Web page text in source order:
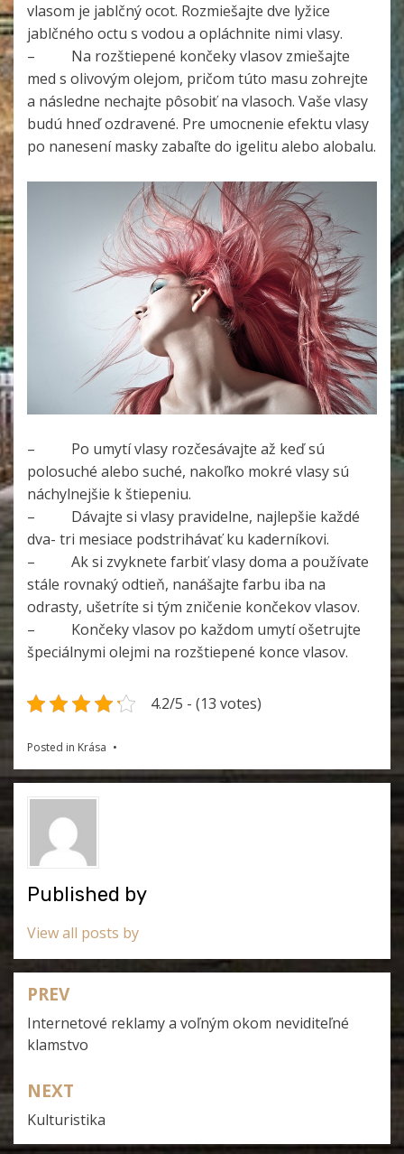
vlasom je jablčný ocot. Rozmiešajte dve lyžice
jablčného octu s vodou a opláchnite nimi vlasy.
– Na rozštiepené končeky vlasov zmiešajte
med s olivovým olejom, pričom túto masu zohrejte
a následne nechajte pôsobiť na vlasoch. Vaše vlasy
budú hneď ozdravené. Pre umocnenie efektu vlasy
po nanesení masky zabaľte do igelitu alebo alobalu.
– Po umytí vlasy rozčesávajte až keď sú
polosuché alebo suché, nakoľko mokré vlasy sú
náchylnejšie k štiepeniu.
– Dávajte si vlasy pravidelne, najlepšie každé
dva- tri mesiace podstrihávať ku kaderníkovi.
– Ak si zvyknete farbiť vlasy doma a používate
stále rovnaký odtieň, nanášajte farbu iba na
odrasty, ušetríte si tým zničenie končekov vlasov.
– Končeky vlasov po každom umytí ošetrujte
špeciálnymi olejmi na rozštiepené konce vlasov.
4.2/5 - (13 votes)
Posted in Krása
Published by
View all posts by
Navigace
pro
příspěvek
PREV
Internetové reklamy a voľným okom neviditeľné
klamstvo
NEXT
Kulturistika